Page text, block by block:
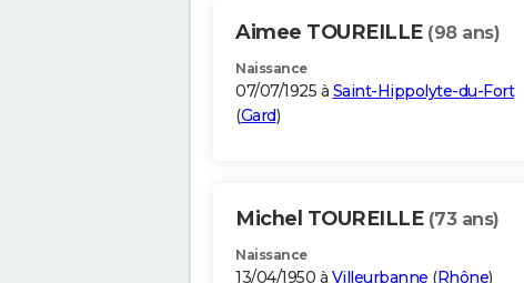
Aimee TOUREILLE (98 ans)
Naissance
07/07/1925 à Saint-Hippolyte-du-Fort
(Gard)
Michel TOUREILLE (73 ans)
Naissance
13/04/1950 à Villeurbanne (Rhône)